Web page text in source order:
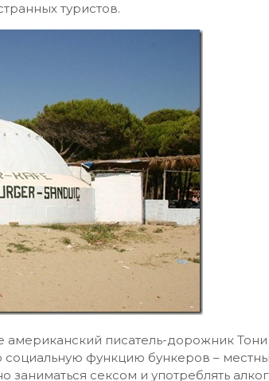
туристов.
американский писатель-дорожник
функцию бункеров –
заниматься сексом и употреблять